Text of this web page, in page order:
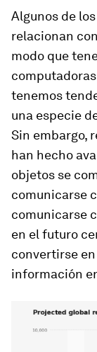
Algunos de
relacionan
modo que
tenemos
una especie
Sin embargo,
han hecho
objetos se
comunicarse
comunicarse
en el futuro
convertirse
información